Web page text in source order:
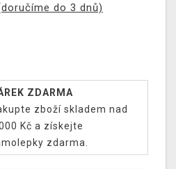
do 3 dnů)
ZDARMA
zboží skladem nad
Kč a získejte
zdarma.